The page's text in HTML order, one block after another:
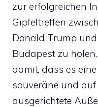
zur erfolgreichen
Gipfeltreffen
Donald Trump
Budapest zu
damit, dass es
souveräne und auf
ausgerichtete